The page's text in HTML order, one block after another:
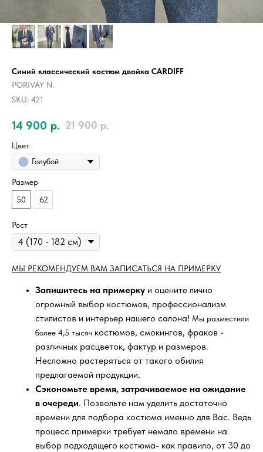
Синий классический костюм двойка CARDIFF
PORIVAY N.
SKU: 421
14 900 р. 21 900 р.
Цвет
Голубой
Размер
50
62
Рост
МЫ РЕКОМЕНДУЕМ ВАМ ЗАПИСАТЬСЯ НА ПРИМЕРКУ
Запишитесь на примерку и оцените лично
огромный выбор костюмов, профессионализм
стилистов и интерьер нашего салона! Мы разместили
более 4,5 тысяч костюмов, смокингов, фраков -
различных расцветок, фактур и размеров.
Несложно растеряться от такого обилия
предлагаемой продукции.
Сэкономьте время, затрачиваемое на ожидание
в очереди. Позвольте нам уделить достаточно
времени для подбора костюма именно для Вас. Ведь
процесс примерки требует немало времени на
выбор подходящего костюма- как правило, от 30 до